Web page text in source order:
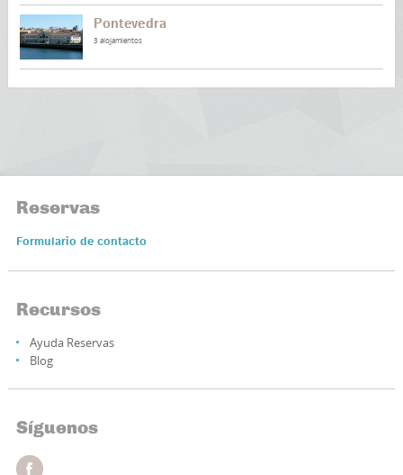
Pontevedra
3 alojamientos
Reservas
Formulario de contacto
Recursos
Ayuda Reservas
Blog
Síguenos